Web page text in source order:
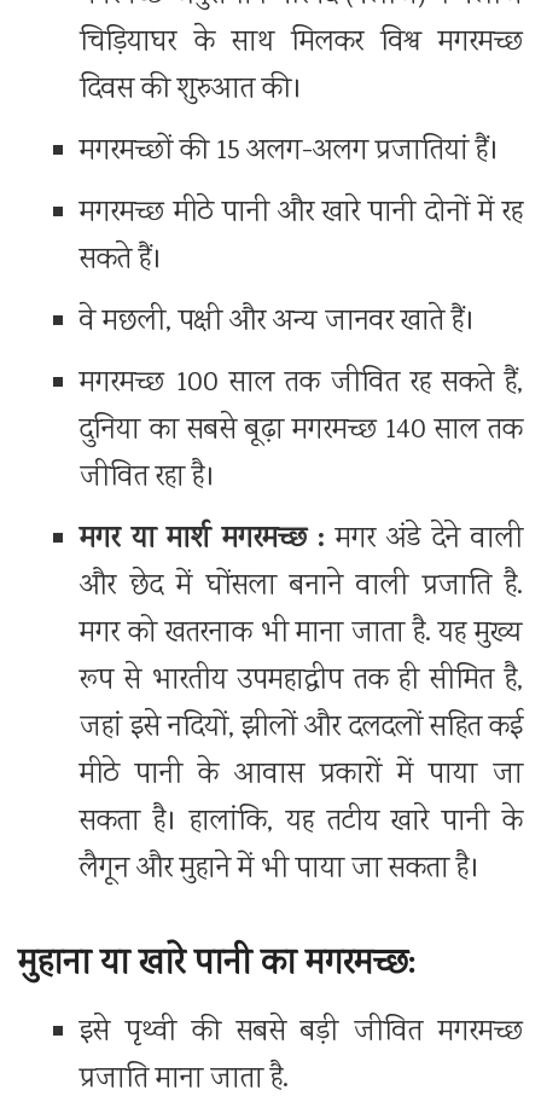
चिड़ियाघर के साथ मिलकर विश्व मगरमच्छ
दिवस की शुरुआत की।
मगरमच्छों की 15 अलग-अलग प्रजातियां हैं।
मगरमच्छ मीठे पानी और खारे पानी दोनों में रह
सकते हैं।
वे मछली, पक्षी और अन्य जानवर खाते हैं।
मगरमच्छ 100 साल तक जीवित रह सकते हैं,
दुनिया का सबसे बूढ़ा मगरमच्छ 140 साल तक
जीवित रहा है।
मगर या मार्श मगरमच्छ : मगर अंडे देने वाली
और छेद में घोंसला बनाने वाली प्रजाति है.
मगर को खतरनाक भी माना जाता है. यह मुख्य
रूप से भारतीय उपमहाद्वीप तक ही सीमित है,
जहां इसे नदियों, झीलों और दलदलों सहित कई
मीठे पानी के आवास प्रकारों में पाया जा
सकता है। हालांकि, यह तटीय खारे पानी के
लैगून और मुहाने में भी पाया जा सकता है।
मुहाना या खारे पानी का मगरमच्छ:
इसे पृथ्वी की सबसे बड़ी जीवित मगरमच्छ
प्रजाति माना जाता है.